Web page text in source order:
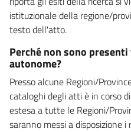
istituzionale della regione/
testo dell'atto.
Perché non sono
autonome?
Presso alcune Regioni/
cataloghi degli atti è in corso
estesa a tutte le Regioni/
saranno messi a disposizione